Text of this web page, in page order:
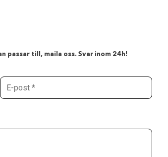
passar till, maila oss. Svar inom 24h!